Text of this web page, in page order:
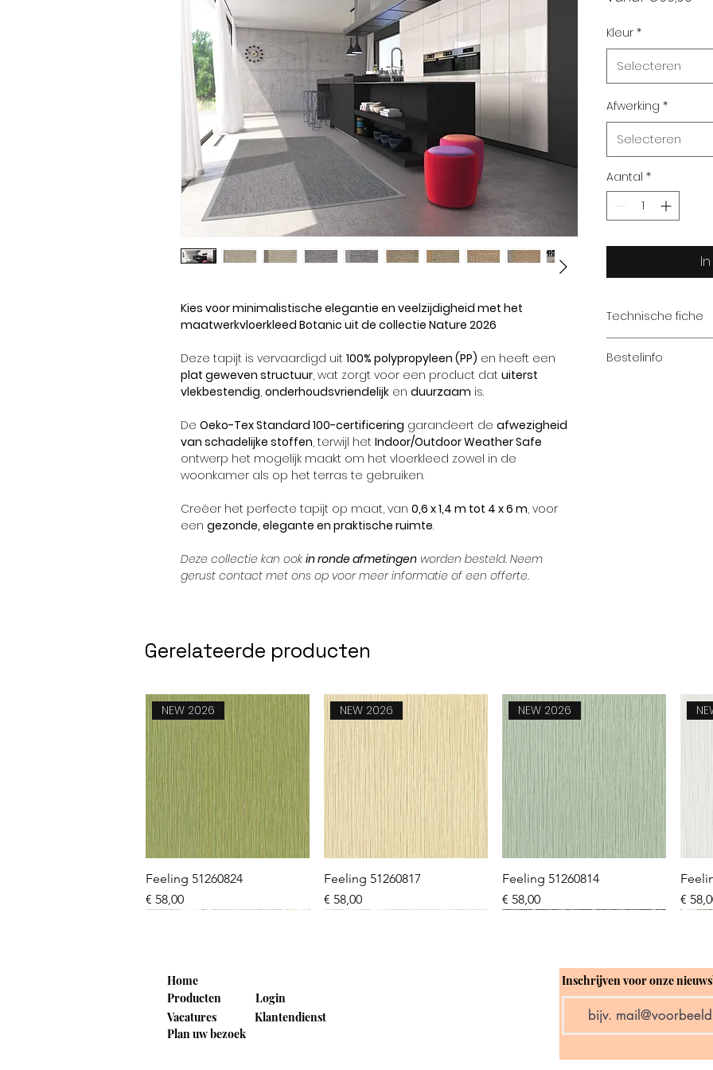
Kies voor minimalistische elegantie en veelzijdigheid met het
maatwerkvloerkleed Botanic uit de collectie Nature 2026
Deze tapijt is vervaardigd uit 100% polypropyleen (PP) en heeft een
plat geweven structuur, wat zorgt voor een product dat uiterst
vlekbestendig, onderhoudsvriendelijk en duurzaam is.
De Oeko-Tex Standard 100-certificering garandeert de afwezigheid
van schadelijke stoffen, terwijl het Indoor/Outdoor Weather Safe
ontwerp het mogelijk maakt om het vloerkleed zowel in de
woonkamer als op het terras te gebruiken.
Creëer het perfecte tapijt op maat, van 0,6 x 1,4 m tot 4 x 6 m, voor
een gezonde, elegante en praktische ruimte.
Deze collectie kan ook in ronde afmetingen worden besteld. Neem
gerust contact met ons op voor meer informatie of een offerte.
Kleur *
Selecteren
Afwerking *
Selecteren
Aantal *
Technische fiche
Type
Bestelinfo
Gerelateerde producten
Snel overzicht
NEW 2026
Feeling 51260824
Prijs
€ 58,00
Snel overzicht
NEW 2026
Feeling 51260817
Prijs
€ 58,00
Snel overzicht
NEW 2026
Feeling 51260814
Prijs
€ 58,00
Prijs
€
Home
Producten
Vacatures
Login
Klantendienst
Plan uw bezoek
Inschrijven voor onze